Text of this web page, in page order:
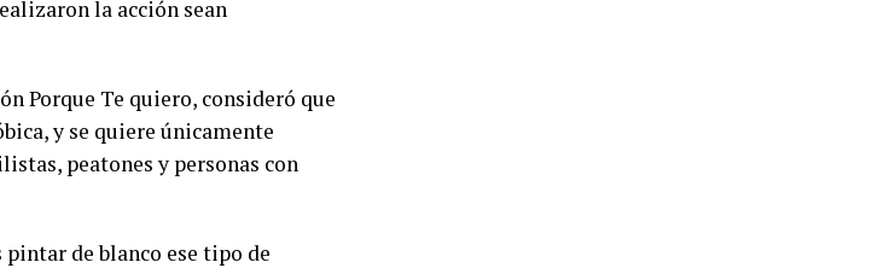
la acción sean
Porque Te quiero, consideró que
y se quiere únicamente
peatones y personas con
de blanco ese tipo de